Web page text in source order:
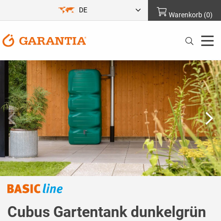
Warenkorb (0)
DE
Cubus Gartentank dunkelgrün